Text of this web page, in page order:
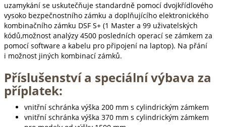
uzamykání se uskutečňuje standardně pomocí dvojkřídlového
vysoko bezpečnostního zámku a doplňujícího elektronického
kombinačního zámku DSF S+ (1 Master a 99 uživatelských
kódů,možnost analýzy 4500 posledních operací se zámkem za
pomocí software a kabelu pro připojení na laptop). Na přání
i možnost jiných kombinací zámků.
Příslušenství a speciální výbava za
příplatek:
vnitřní schránka výška 200 mm s cylindrickým zámkem
vnitřní schránka výška 370 mm s cylindrickým zámkem